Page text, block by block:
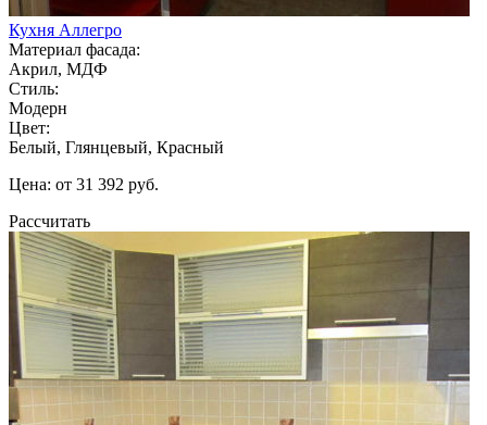
Кухня Аллегро
Материал фасада:
Акрил, МДФ
Стиль:
Модерн
Цвет:
Белый, Глянцевый, Красный
Цена: от 31 392 руб.
Рассчитать